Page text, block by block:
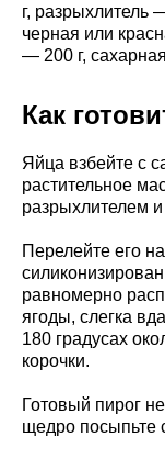
г, разрыхлитель
черная или
— 200 г,
Как
Яйца взбейте с
растительное
разрыхлителем
Перелейте его
равномерно
ягоды, слегка
180 градусах
корочки.
Готовый пирог
щедро посыпьте